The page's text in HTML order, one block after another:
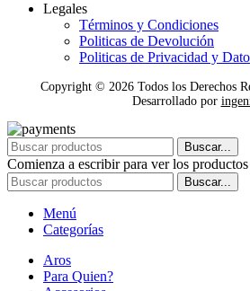
Legales
Términos y Condiciones
Politicas de Devolución
Politicas de Privacidad y
Copyright © 2026Todos los Derechos
Desarrollado por
Buscar...
Comienza a escribir para ver los productos
Buscar...
Menú
Categorías
Aros
Para Quien?